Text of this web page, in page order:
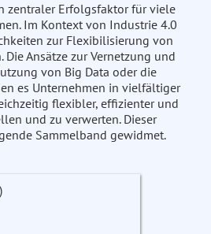
zentraler Erfolgsfaktor für viele
Im Kontext von Industrie 4.0
zur Flexibilisierung von
Die Ansätze zur Vernetzung und
von Big Data oder die
es Unternehmen in vielfältiger
flexibler, effizienter und
und zu verwerten. Dieser
Sammelband gewidmet.